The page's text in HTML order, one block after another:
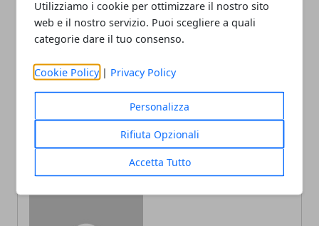
Utilizziamo i cookie per ottimizzare il nostro sito
web e il nostro servizio. Puoi scegliere a quali
categorie dare il tuo consenso.
Cookie Policy | Privacy Policy
Personalizza
Rifiuta Opzionali
Accetta Tutto
Articolo Precedente
La tisana depurativa al
carciofo per sgonfiare la
pancia e per il fegato
Celiachia: sintomi e test.
alimenti per celiaci e dieta